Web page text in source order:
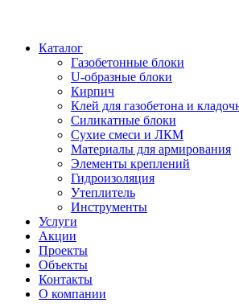
Каталог
Газобетонные блоки
U-образные блоки
Кирпич
Клей для газобетона и
Силикатные блоки
Сухие смеси и ЛКМ
Материалы для армирования
Элементы креплений
Гидроизоляция
Утеплитель
Инструменты
Услуги
Акции
Проекты
Объекты
Контакты
О компании